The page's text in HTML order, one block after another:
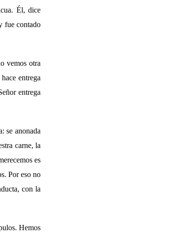
Él, dice
fue contado
vemos otra
entrega
entrega
se anonada
carne, la
es
Por eso no
con la
Hemos